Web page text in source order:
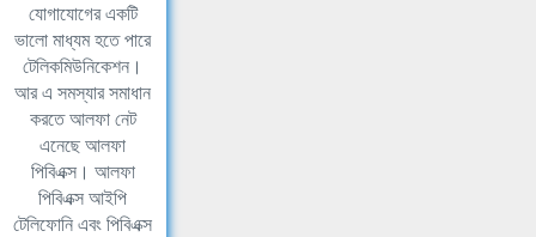
যোগাযোগের একটি
ভালো মাধ্যম হতে পারে
টেলিকমিউনিকেশন।
আর এ সমস্যার সমাধান
করতে আলফা নেট
এনেছে আলফা
পিবিএক্স। আলফা
পিবিএক্স আইপি
টেলিফোনি এবং পিবিএক্স